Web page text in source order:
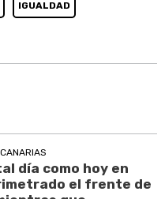
IGUALDAD
día como hoy en
el frente de